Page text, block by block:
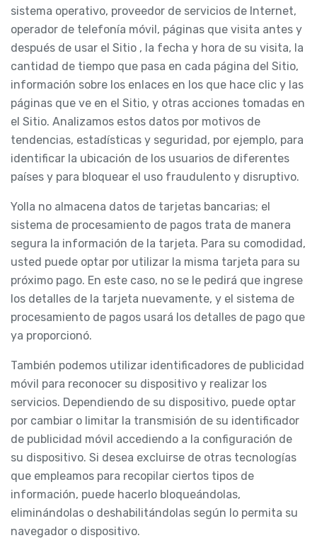
sistema operativo, proveedor de servicios de Internet,
operador de telefonía móvil, páginas que visita antes y
después de usar el Sitio , la fecha y hora de su visita, la
cantidad de tiempo que pasa en cada página del Sitio,
información sobre los enlaces en los que hace clic y las
páginas que ve en el Sitio, y otras acciones tomadas en
el Sitio. Analizamos estos datos por motivos de
tendencias, estadísticas y seguridad, por ejemplo, para
identificar la ubicación de los usuarios de diferentes
países y para bloquear el uso fraudulento y disruptivo.
Yolla no almacena datos de tarjetas bancarias; el
sistema de procesamiento de pagos trata de manera
segura la información de la tarjeta. Para su comodidad,
usted puede optar por utilizar la misma tarjeta para su
próximo pago. En este caso, no se le pedirá que ingrese
los detalles de la tarjeta nuevamente, y el sistema de
procesamiento de pagos usará los detalles de pago que
ya proporcionó.
También podemos utilizar identificadores de publicidad
móvil para reconocer su dispositivo y realizar los
servicios. Dependiendo de su dispositivo, puede optar
por cambiar o limitar la transmisión de su identificador
de publicidad móvil accediendo a la configuración de
su dispositivo. Si desea excluirse de otras tecnologías
que empleamos para recopilar ciertos tipos de
información, puede hacerlo bloqueándolas,
eliminándolas o deshabilitándolas según lo permita su
navegador o dispositivo.